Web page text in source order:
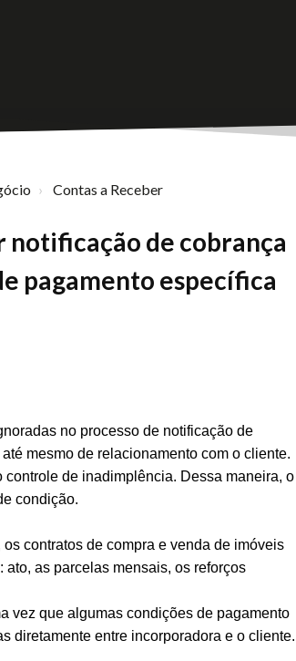
Contas a Receber
notificação de cobrança
pagamento específica
no processo de notificação de
mesmo de relacionamento com o cliente.
controle de inadimplência. Dessa maneira, o
condição.
contratos de compra e venda de imóveis
as parcelas mensais, os reforços
vez que algumas condições de pagamento
diretamente entre incorporadora e o cliente.